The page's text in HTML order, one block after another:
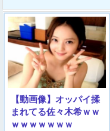
【動画像】オッパイ揉
まれてる佐々木希ｗｗ
ｗｗｗｗｗｗｗ